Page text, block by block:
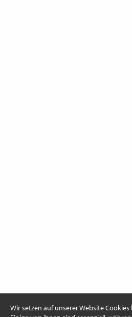
Wir setzen auf unserer Website